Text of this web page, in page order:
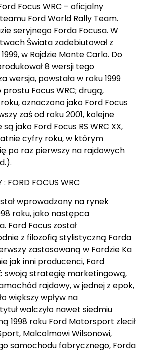
Ford Focus WRC – oficjalny
Ford World Rally Team.
seryjnego Forda Focusa. W
Świata zadebiutował z
w Rajdzie Monte Carlo. Do
8 wersji tego
wersja, powstała w roku 1999
Focus WRC; drugą,
oznaczono jako Ford Focus
zaś od roku 2001, kolejne
jako Ford Focus RS WRC XX,
cyfry roku, w którym
po raz pierwszy na rajdowych
: FORD FOCUS WRC
wprowadzony na rynek
roku, jako następca
Ford Focus został
z filozofią stylistyczną Forda
zastosowaną w Fordzie Ka
jak inni producenci, Ford
swoją strategię marketingową,
rajdowy, w jednej z epok,
większy wpływ na
walczyło nawet siedmiu
1998 roku Ford Motorsport zlecił
Malcolmowi Wilsonowi,
samochodu fabrycznego, Forda